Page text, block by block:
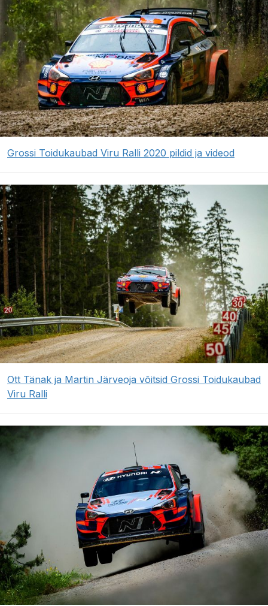
Grossi Toidukaubad Viru Ralli 2020 pildid ja videod
Ott Tänak ja Martin Järveoja võitsid Grossi Toidukaubad
Viru Ralli